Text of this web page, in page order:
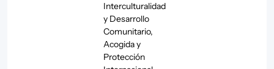
Interculturalidad
y Desarrollo
Comunitario,
Acogida y
Protección